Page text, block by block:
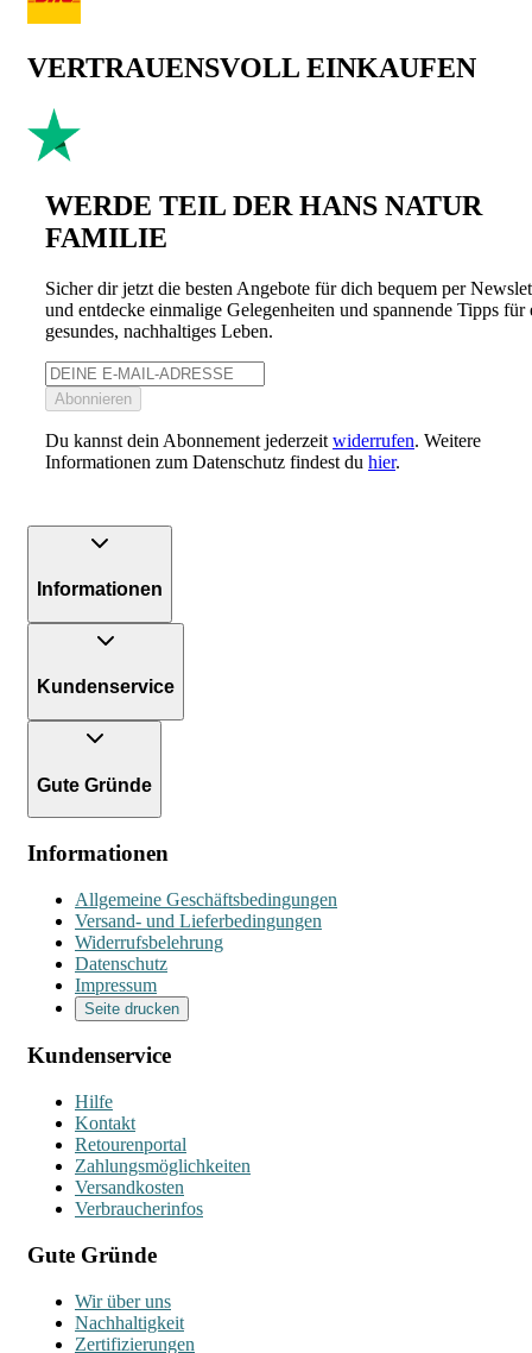
VERTRAUENSVOLL EINKAUFEN
WERDE TEIL DER HANS NATUR
FAMILIE
Sicher dir jetzt die besten Angebote für dich bequem per
und entdecke einmalige Gelegenheiten und spannende Tipps für
gesundes, nachhaltiges Leben.
Abonnieren
Du kannst dein Abonnement jederzeit widerrufen. Weitere
Informationen zum Datenschutz findest du hier.
Informationen
Kundenservice
Gute Gründe
Informationen
Allgemeine Geschäftsbedingungen
Versand- und Lieferbedingungen
Widerrufsbelehrung
Datenschutz
Impressum
Seite drucken
Kundenservice
Hilfe
Kontakt
Retourenportal
Zahlungsmöglichkeiten
Versandkosten
Verbraucherinfos
Gute Gründe
Wir über uns
Nachhaltigkeit
Zertifizierungen